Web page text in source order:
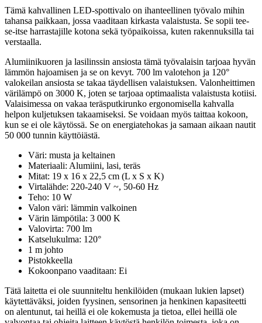
Tämä kahvallinen LED-spottivalo on ihanteellinen työvalo mihin
tahansa paikkaan, jossa vaaditaan kirkasta valaistusta. Se sopii tee-
se-itse harrastajille kotona sekä työpaikoissa, kuten rakennuksilla tai
verstaalla.
Alumiinikuoren ja lasilinssin ansiosta tämä työvalaisin tarjoaa hyvän
lämmön hajoamisen ja se on kevyt. 700 lm valotehon ja 120°
valokeilan ansiosta se takaa täydellisen valaistuksen. Valonheittimen
värilämpö on 3000 K, joten se tarjoaa optimaalista valaistusta kotiisi.
Valaisimessa on vakaa teräsputkirunko ergonomisella kahvalla
helpon kuljetuksen takaamiseksi. Se voidaan myös taittaa kokoon,
kun se ei ole käytössä. Se on energiatehokas ja samaan aikaan nautit
50 000 tunnin käyttöiästä.
Väri: musta ja keltainen
Materiaali: Alumiini, lasi, teräs
Mitat: 19 x 16 x 22,5 cm (L x S x K)
Virtalähde: 220-240 V ~, 50-60 Hz
Teho: 10 W
Valon väri: lämmin valkoinen
Värin lämpötila: 3 000 K
Valovirta: 700 lm
Katselukulma: 120°
1 m johto
Pistokkeella
Kokoonpano vaaditaan: Ei
Tätä laitetta ei ole suunniteltu henkilöiden (mukaan lukien lapset)
käytettäväksi, joiden fyysinen, sensorinen ja henkinen kapasiteetti
on alentunut, tai heillä ei ole kokemusta ja tietoa, ellei heillä ole